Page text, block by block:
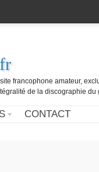
francophone amateur,
de la discographie
CONTACT